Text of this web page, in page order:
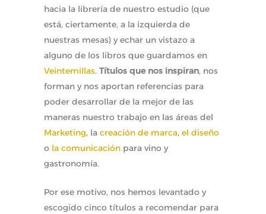
hacia la librería de nuestro estudio (que
está, ciertamente, a la izquierda de
nuestras mesas) y echar un vistazo a
alguno de los libros que guardamos en
Veintemillas. Títulos que nos inspiran, nos
forman y nos aportan referencias para
poder desarrollar de la mejor de las
maneras nuestro trabajo en las áreas del
Marketing, la creación de marca, el diseño
o la comunicación para vino y
gastronomía.
Por ese motivo, nos hemos levantado y
escogido cinco títulos a recomendar para